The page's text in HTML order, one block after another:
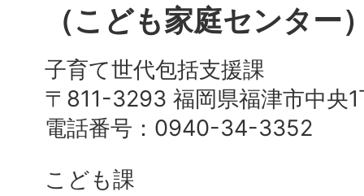
（こども家庭センター
子育て世代包括支援課
〒811-3293 福岡県福津市中央1
電話番号：0940-34-3352
こども課